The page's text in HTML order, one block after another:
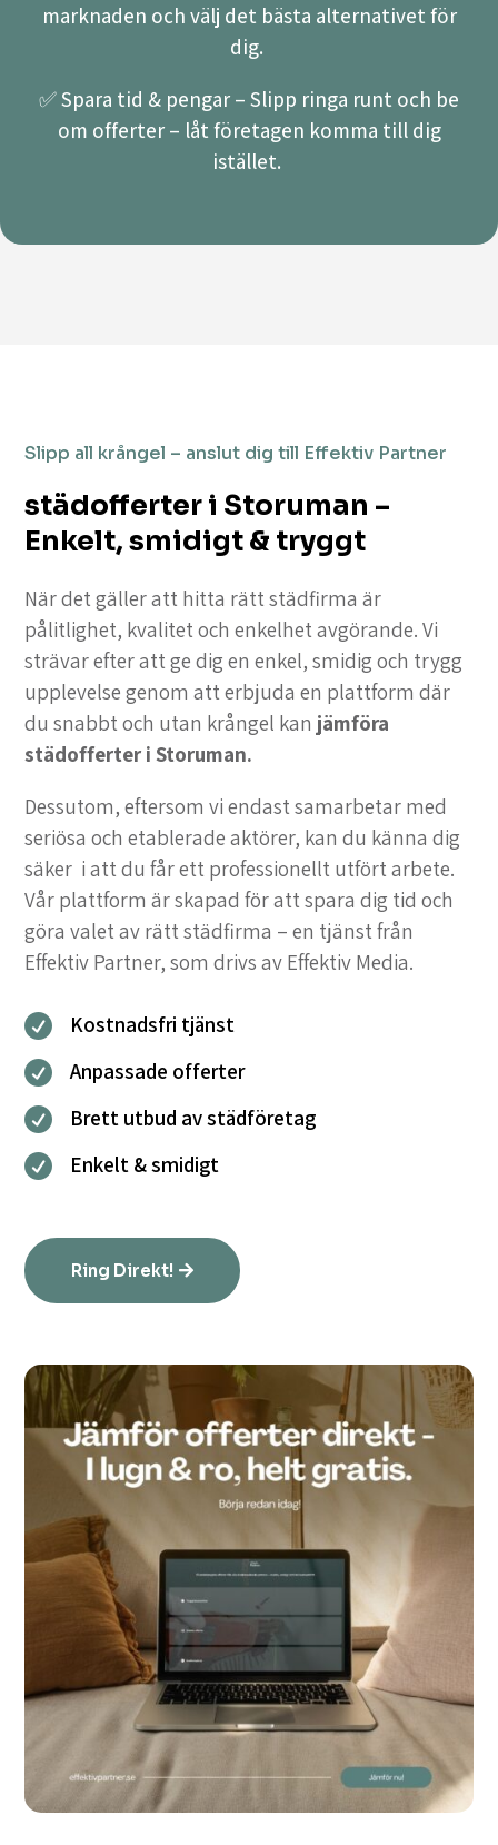
marknaden och välj det bästa alternativet för
dig.
✅ Spara tid & pengar – Slipp ringa runt och be
om offerter – låt företagen komma till dig
istället.
Slipp all krångel – anslut dig till Effektiv Partner
städofferter i Storuman –
Enkelt, smidigt & tryggt
När det gäller att hitta rätt städfirma är
pålitlighet, kvalitet och enkelhet avgörande. Vi
strävar efter att ge dig en enkel, smidig och trygg
upplevelse genom att erbjuda en plattform där
du snabbt och utan krångel kan jämföra
städofferter i Storuman.
Dessutom, eftersom vi endast samarbetar med
seriösa och etablerade aktörer, kan du känna dig
säker i att du får ett professionellt utfört arbete.
Vår plattform är skapad för att spara dig tid och
göra valet av rätt städfirma – en tjänst från
Effektiv Partner, som drivs av Effektiv Media.
 Kostnadsfri tjänst
 Anpassade offerter
 Brett utbud av städföretag
 Enkelt & smidigt
Ring Direkt!